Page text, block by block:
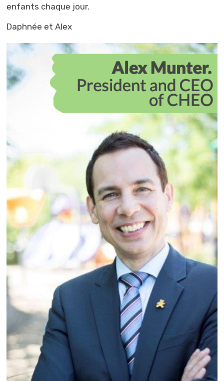
enfants chaque jour.
Daphnée et Alex